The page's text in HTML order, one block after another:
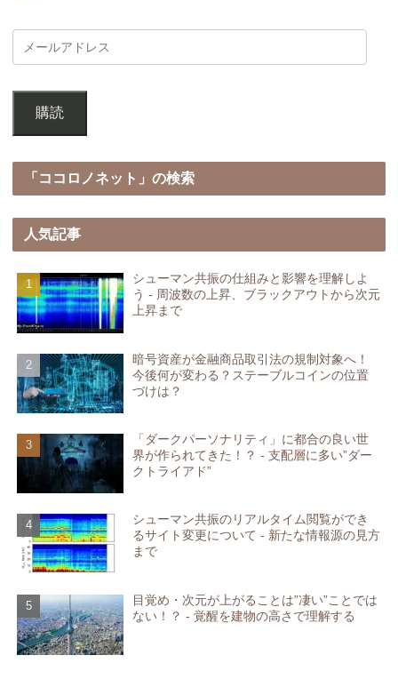
購読
「ココロノネット」の検索
人気記事
シューマン共振の仕組みと影響を理解しよ
う - 周波数の上昇、ブラックアウトから次元
上昇まで
暗号資産が金融商品取引法の規制対象へ！
今後何が変わる？ステーブルコインの位置
づけは？
「ダークパーソナリティ」に都合の良い世
界が作られてきた！？ - 支配層に多い”ダー
クトライアド”
シューマン共振のリアルタイム閲覧ができ
るサイト変更について - 新たな情報源の見方
まで
目覚め・次元が上がることは”凄い”ことでは
ない！？ - 覚醒を建物の高さで理解する